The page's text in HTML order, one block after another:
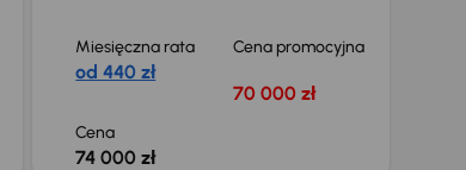
Miesięczna rata
od 440 zł
Cena promocyjna
70 000 zł
Cena
74 000 zł